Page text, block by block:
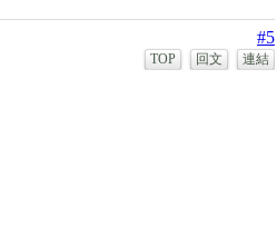
#5
TOP 回文 連結